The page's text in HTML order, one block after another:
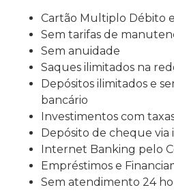
Cartão Multiplo Débito
Sem tarifas de
Sem anuidade
Saques ilimitados na
Depósitos ilimitados e
bancário
Investimentos com
Depósito de cheque
Internet Banking pelo
Empréstimos e
Sem atendimento 24